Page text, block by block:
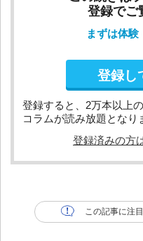
登録でご
まずは体験
登録し
登録すると、2万本以上
コラムが読み放題となり
登録済みの方
この記事に注目